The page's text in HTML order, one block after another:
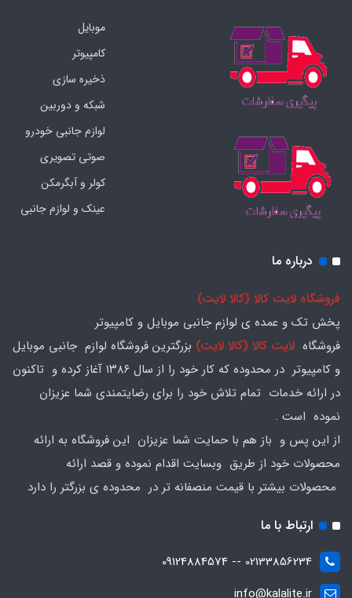
موبایل
کامپیوتر
ذخیره سازی
شبکه و دوربین
لوازم جانبی خودرو
صوتی تصویری
کولر و آبگرمکن
عینک و لوازم جانبی
درباره ما
فروشگاه لایت کالا (کالا لایت)
پخش تک و عمده ی لوازم جانبی موبایل و کامپیوتر
فروشگاه لایت کالا (کالا لایت) بزرگترین فروشگاه لوازم جانبی موبایل
و کامپیوتر در محدوده که کار خود را از سال ۱۳۸۶ آغاز کرده و تاکنون
در ارائه خدمات تمام تلاش خود را برای رضایتمندی شما عزیزان
نموده است .
از این پس و باز هم با حمایت شما عزیزان این فروشگاه به ارائه
محصولات خود از طریق وبسایت اقدام نموده و قصد ارائه
محصولات بیشتر با قیمت منصفانه تر در محدوده ی بزرگتر را دارد
ارتباط با ما
02133856234 -- 09124884574